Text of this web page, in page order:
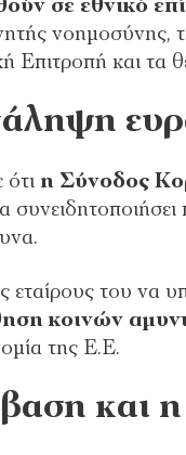
σε εθνικό
Επιτροπή και τα
η Σύνοδος
εταίρους του να
κοινών
της Ε.Ε.
και η